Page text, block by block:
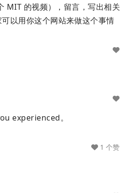
MIT 的视频），留言，写出相关
以用你这个网站来做这个事情
experienced。
1 个赞